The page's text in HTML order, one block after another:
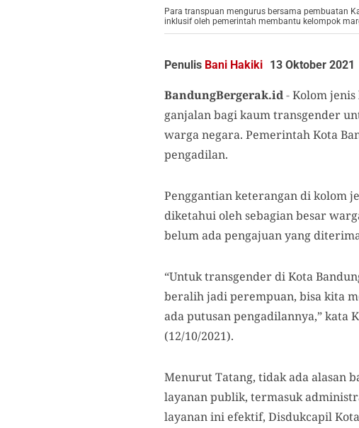
Para transpuan mengurus bersama pembuatan
inklusif oleh pemerintah membantu kelompok
Penulis Bani Hakiki 13 Oktober 2021
BandungBergerak.id-Kolom
ganjalan bagi kaum transgender
warga negara. Pemerintah Kota
pengadilan.
Penggantian keterangan di kolom
diketahui oleh sebagian besar
belum ada pengajuan yang
“Untuk transgender di Kota
beralih jadi perempuan, bisa kita
ada putusan pengadilannya,” kata
(12/10/2021).
Menurut Tatang, tidak ada alasan
layanan publik, termasuk
layanan ini efektif, Disdukcapil